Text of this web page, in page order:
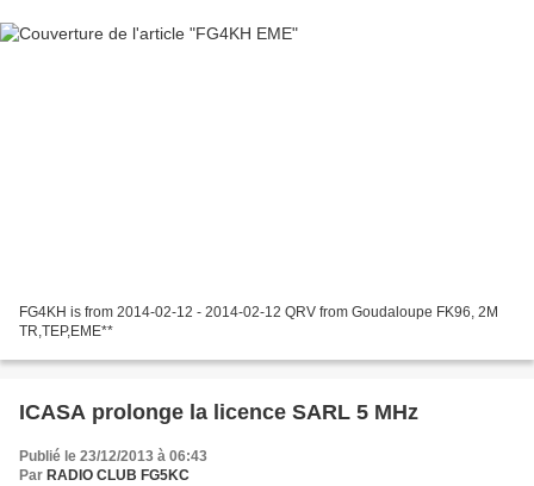
FG4KH is from 2014-02-12 - 2014-02-12 QRV from Goudaloupe FK96, 2M
TR,TEP,EME**
ICASA prolonge la licence SARL 5 MHz
Publié le 23/12/2013 à 06:43
Par RADIO CLUB FG5KC